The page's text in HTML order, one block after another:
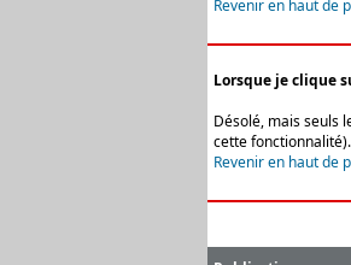
Revenir en haut de
Lorsque je clique
Désolé, mais seuls
cette
Revenir en haut de